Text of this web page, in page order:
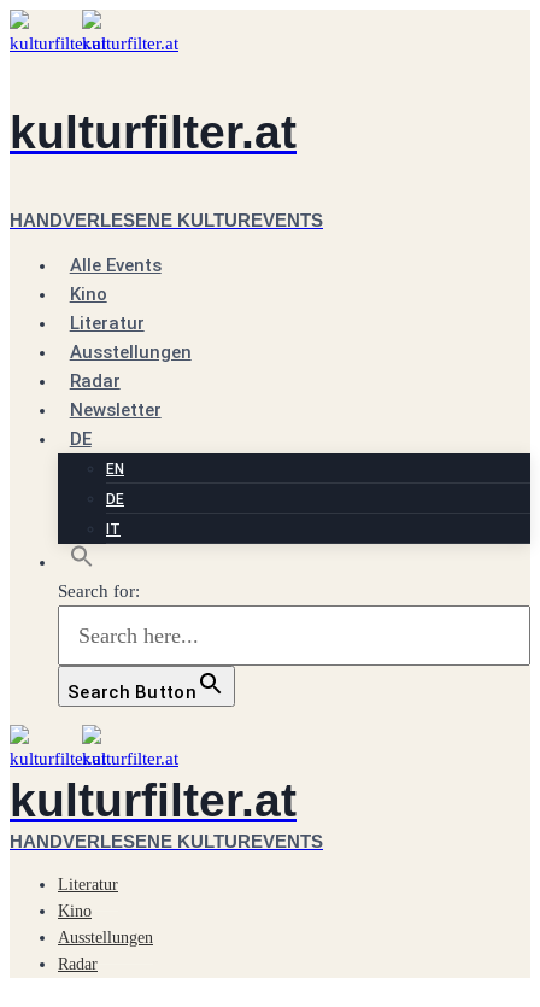
Zum
Inhalt
kulturfilter.at
HANDVERLESENE KULTUREVENTS
Alle Events
Kino
Literatur
Ausstellungen
Radar
Newsletter
DE
EN
DE
IT
Search for:
Search Button
kulturfilter.at
HANDVERLESENE KULTUREVENTS
Literatur
Kino
Ausstellungen
Radar